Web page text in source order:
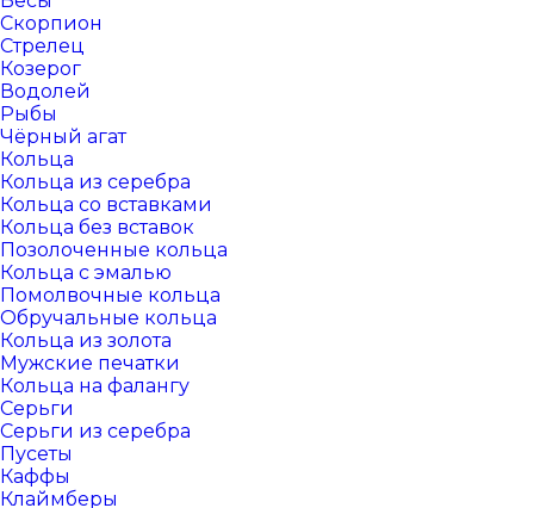
Скорпион
Стрелец
Козерог
Водолей
Рыбы
Чёрный агат
Кольца
Кольца из серебра
Кольца со вставками
Кольца без вставок
Позолоченные кольца
Кольца с эмалью
Помолвочные кольца
Обручальные кольца
Кольца из золота
Мужские печатки
Кольца на фалангу
Серьги
Серьги из серебра
Пусеты
Каффы
Клаймберы